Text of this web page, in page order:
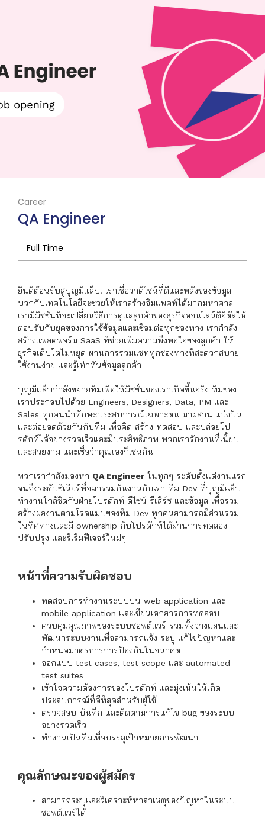
Career
QA Engineer
Full Time
ยินดีต้อนรับสู่บุญมีแล็บ! เราเชื่อว่าดีไซน์ที่ดีและพลังของข้อมูล
บวกกับเทคโนโลยีจะช่วยให้เราสร้างอิมแพคท์ได้มากมหาศาล
เรามีมิชชั่นที่จะเปลี่ยนวิธีการดูแลลูกค้าของธุรกิจออนไลน์ดิจิตัลให้
ตอบรับกับยุคของการใช้ข้อมูลและเชื่อมต่อทุกช่องทาง เรากำลัง
สร้างแพลตฟอร์ม SaaS ที่ช่วยเพิ่มความพึงพอใจของลูกค้า ให้
ธุรกิจเติบโตไม่หยุด ผ่านการรวมแชททุกช่องทางที่สะดวกสบาย
ใช้งานง่าย และรู้เท่าทันข้อมูลลูกค้า
บุญมีแล็บกำลังขยายทีมเพื่อให้มิชชั่นของเราเกิดขึ้นจริง ทีมของ
เราประกอบไปด้วย Engineers, Designers, Data, PM และ
Sales ทุกคนนำทักษะประสบการณ์เฉพาะตน มาผสาน แบ่งปัน
และต่อยอดด้วยกันกับทีม เพื่อคิด สร้าง ทดสอบ และปล่อยโป
รดักท์ได้อย่างรวดเร็วและมีประสิทธิภาพ พวกเรารักงานที่เนี้ยบ
และสวยงาม และเชื่อว่าคุณเองก็เช่นกัน
พวกเรากำลังมองหา QA Engineer ในทุกๆ ระดับตั้งแต่งานแรก
จนถึงระดับซีเนียร์พื่อมาร่วมกันงานกับเรา ทีม Dev ที่บุญมีแล็บ
ทำงานใกล้ชิดกับฝ่ายโปรดักท์ ดีไซน์ รีเสิร์ช และข้อมูล เพื่อร่วม
สร้างผลงานตามโรดแมปของทีม Dev ทุกคนสามารถมีส่วนร่วม
ในทิศทางและมี ownership กับโปรดักท์ได้ผ่านการทดลอง
ปรับปรุง และริเริ่มฟีเจอร์ใหม่ๆ
หน้าที่ความรับผิดชอบ
ทดสอบการทำงานระบบบน web application และ
mobile application และเขียนเอกสารการทดสอบ
ควบคุมคุณภาพของระบบซอฟต์แวร์ รวมทั้งวางแผนและ
พัฒนาระบบงานเพื่อสามารถแจ้ง ระบุ แก้ไขปัญหาและ
กำหนดมาตรการการป้องกันในอนาคต
ออกแบบ test cases, test scope และ automated
test suites
เข้าใจความต้องการของโปรดักท์ และมุ่งเน้นให้เกิด
ประสบการณ์ที่ดีที่สุดสำหรับผู้ใช้
ตรวจสอบ บันทึก และติดตามการแก้ไข bug ของระบบ
อย่างรวดเร็ว
ทำงานเป็นทีมเพื่อบรรลุเป้าหมายการพัฒนา
คุณลักษณะของผู้สมัคร
สามารถระบุและวิเคราะห์หาสาเหตุของปัญหาในระบบ
ซอฟต์แวร์ได้